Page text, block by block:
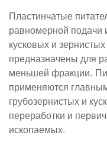
Пластинчатые
равномерной подачи
кусковых и
предназначены для
меньшей фракции.
применяются
грубозернистых и
переработки и
ископаемых.